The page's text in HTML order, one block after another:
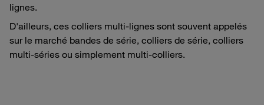
lignes.
D'ailleurs, ces colliers multi-lignes sont souvent appelés
sur le marché bandes de série, colliers de série, colliers
multi-séries ou simplement multi-colliers.